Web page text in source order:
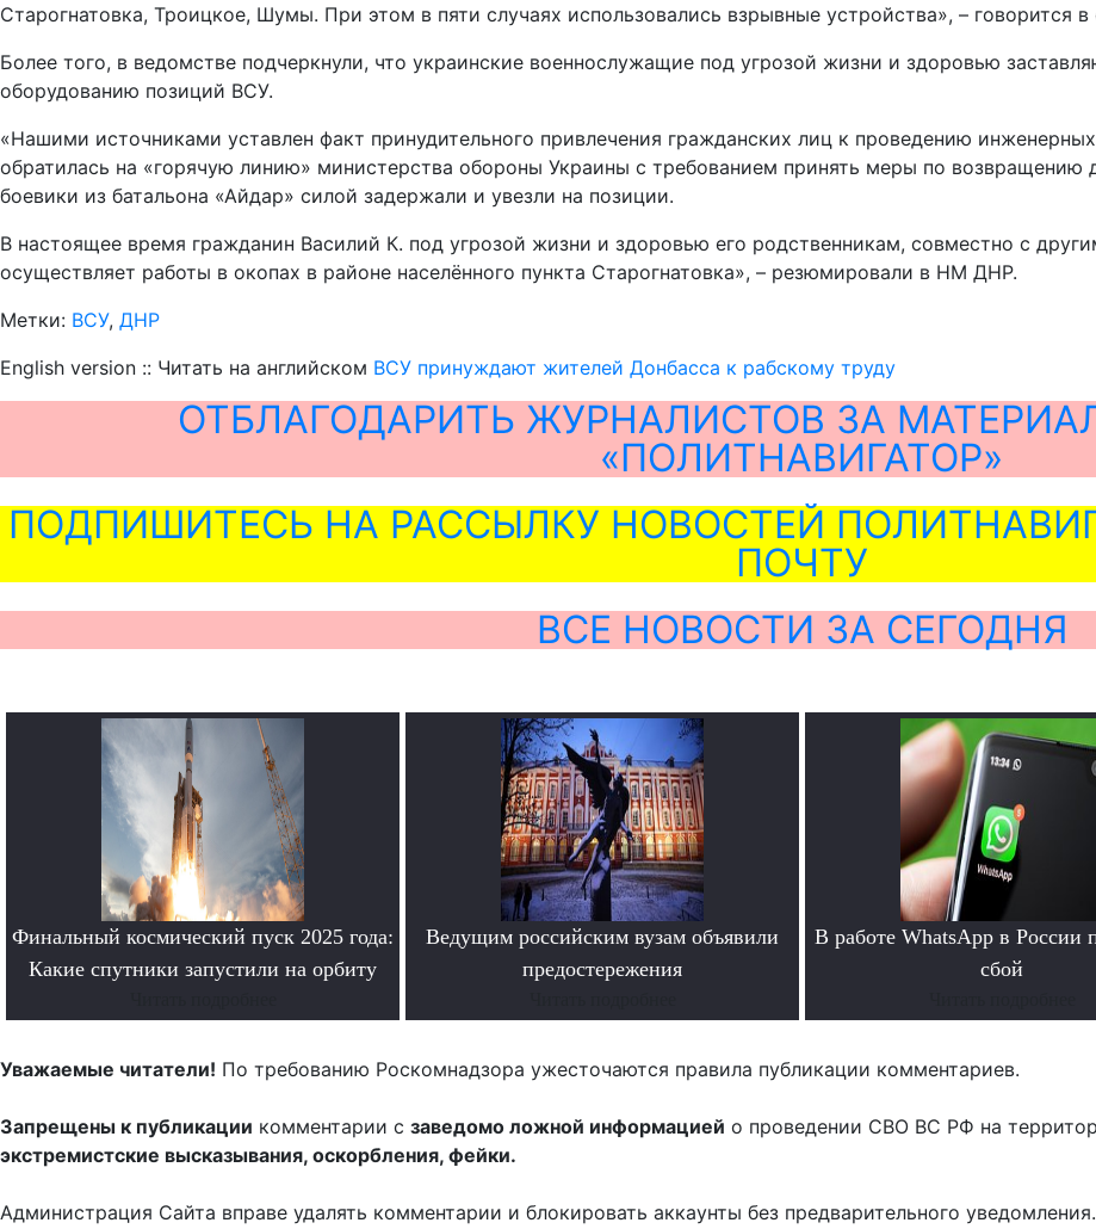
Старогнатовка, Троицкое, Шумы. При этом в пяти случаях использовались взрывные устройства», – говорится
Более того, в ведомстве подчеркнули, что украинские военнослужащие под угрозой жизни и здоровью
оборудованию позиций ВСУ.
«Нашими источниками уставлен факт принудительного привлечения гражданских лиц к проведению
обратилась на «горячую линию» министерства обороны Украины с требованием принять меры по
боевики из батальона «Айдар» силой задержали и увезли на позиции.
В настоящее время гражданин Василий К. под угрозой жизни и здоровью его родственникам, совместно с
осуществляет работы в окопах в районе населённого пункта Старогнатовка», – резюмировали в НМ ДНР.
Метки: ВСУ, ДНР
English version :: Читать на английском ВСУ принуждают жителей Донбасса к рабскому труду
ОТБЛАГОДАРИТЬ ЖУРНАЛИСТОВ ЗА
«ПОЛИТНАВИГАТОР»
ПОДПИШИТЕСЬ НА РАССЫЛКУ НОВОСТЕЙ
ПОЧТУ
ВСЕ НОВОСТИ ЗА СЕГОДНЯ
Финальный космический пуск 2025 года:
Какие спутники запустили на орбиту
Ведущим российским вузам объявили
предостережения
В работе WhatsApp в России
сбой
Уважаемые читатели! По требованию Роскомнадзора ужесточаются правила публикации комментариев.
Запрещены к публикации комментарии с заведомо ложной информацией о проведении СВО ВС РФ на
экстремистские высказывания, оскорбления, фейки.
Администрация Сайта вправе удалять комментарии и блокировать аккаунты без предварительного уведомления.